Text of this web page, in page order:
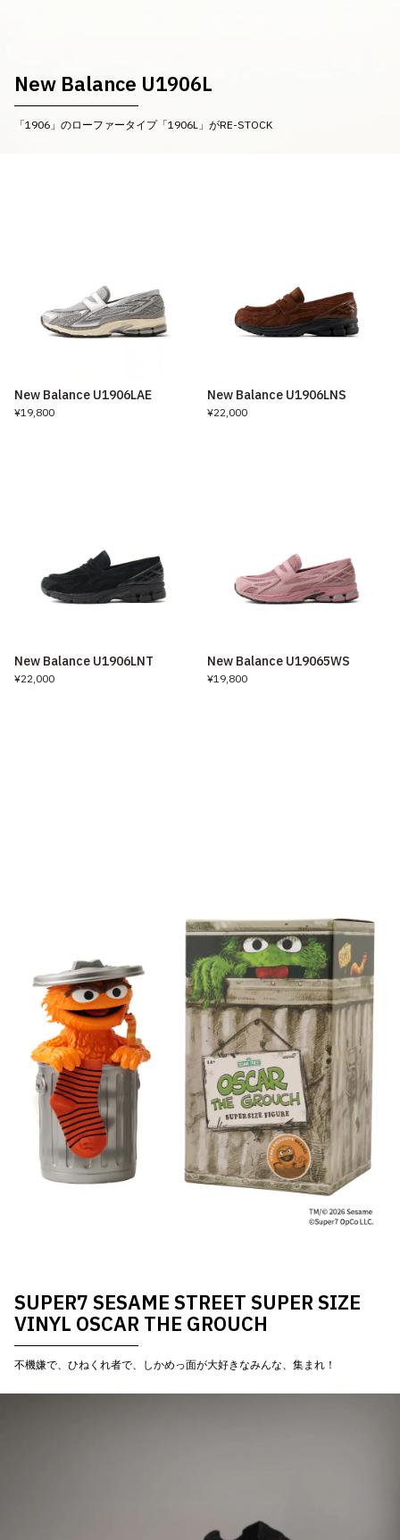
New Balance U1906L
「1906」のローファータイプ「1906L」がRE-STOCK
New Balance U1906LAE
¥19,800
New Balance U1906LNS
¥22,000
New Balance U1906LNT
¥22,000
New Balance U19065WS
¥19,800
SUPER7 SESAME STREET SUPER SIZE
VINYL OSCAR THE GROUCH
不機嫌で、ひねくれ者で、しかめっ面が大好きなみんな、集まれ！